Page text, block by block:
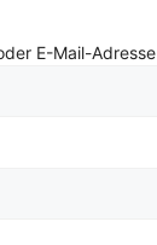
E-Mail-Adresse